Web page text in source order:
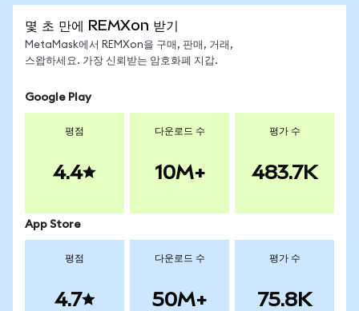
몇 초 만에 REMXon 받기
MetaMask에서 REMXon을 구매, 판매, 거래,
스왑하세요. 가장 신뢰받는 암호화폐 지갑.
Google Play
평점
4.4
다운로드 수
10M+
평가 수
483.7K
App Store
평점
4.7
다운로드 수
50M+
평가 수
75.8K